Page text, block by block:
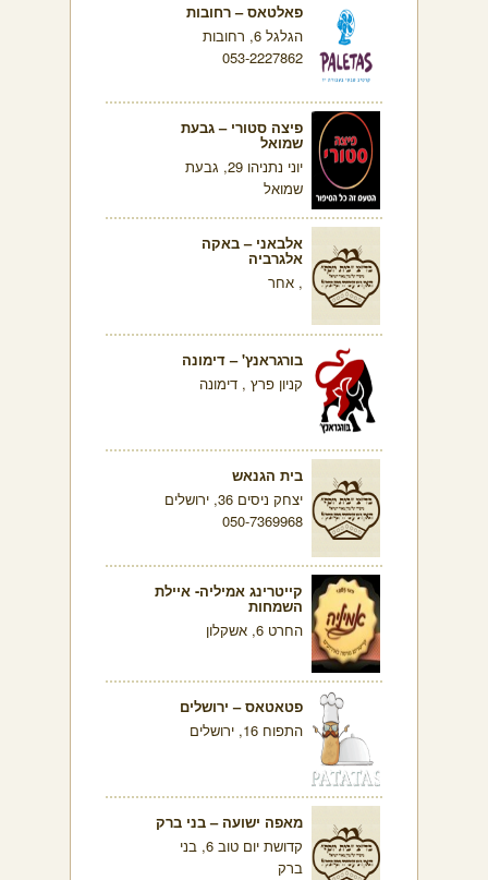
פאלטאס – רחובות
הגלגל 6, רחובות
053-2227862
פיצה סטורי – גבעת
שמואל
יוני נתניהו 29, גבעת
שמואל
אלבאני – באקה
אלגרביה
, אחר
בורגראנץ' – דימונה
קניון פרץ , דימונה
בית הגנאש
יצחק ניסים 36, ירושלים
050-7369968
קייטרינג אמיליה- איילת
השמחות
החרט 6, אשקלון
פטאטאס – ירושלים
התפוח 16, ירושלים
מאפה ישועה – בני ברק
קדושת יום טוב 6, בני
ברק